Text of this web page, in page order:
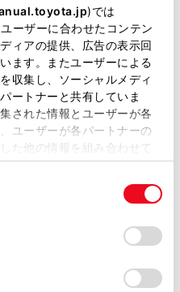
)では
ーザーに合わせたコンテン
ィアの提供、広告の表示回
ます。またユーザーによる
収集し、ソーシャルメディ
ートナーと共有していま
された情報とユーザーが各
ユーザーが各パートナーの
た他の情報を組み合わせて
ブサイトの使用を続行する
ー)が保存されることに同
クッキー)のオプトアウト、
るにあたっては、当社の
扱いについて
」をご覧くだ
側方検知）
ただく場合がございます
囲カメラ）